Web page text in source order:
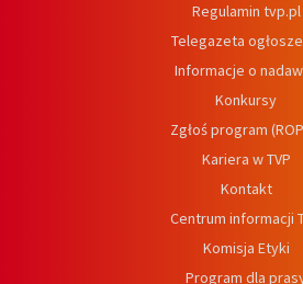
Regulamin tvp.pl
Telegazeta
Informacje o
Konkursy
Zgłoś program
Kariera w TVP
Kontakt
Centrum informacji
Komisja Etyki
Program dla